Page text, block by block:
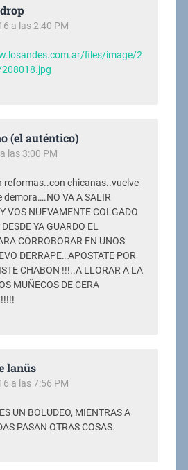
a las 2:40 PM
files/image/2
(el auténtico)
las 3:00 PM
reformas..con chicanas..vuelve
demora….NO VA A SALIR
VOS NUEVAMENTE COLGADO
YA GUARDO EL
CORROBORAR EN UNOS
DERRAPE…APOSTATE POR
CHABON !!!..A LLORAR A LA
MUÑECOS DE CERA
lanüs
a las 7:56 PM
UN BOLUDEO, MIENTRAS A
PASAN OTRAS COSAS.